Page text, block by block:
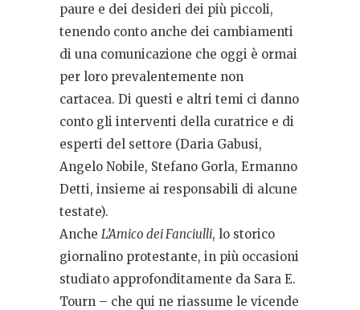
paure e dei desideri dei più piccoli,
tenendo conto anche dei cambiamenti
di una comunicazione che oggi è ormai
per loro prevalentemente non
cartacea. Di questi e altri temi ci danno
conto gli interventi della curatrice e di
esperti del settore (Daria Gabusi,
Angelo Nobile, Stefano Gorla, Ermanno
Detti, insieme ai responsabili di alcune
testate).
Anche L’Amico dei Fanciulli, lo storico
giornalino protestante, in più occasioni
studiato approfonditamente da Sara E.
Tourn – che qui ne riassume le vicende